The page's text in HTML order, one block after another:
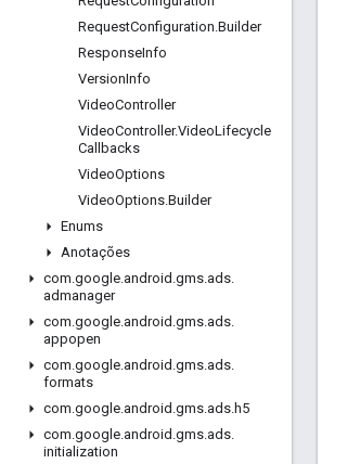
RequestConfiguration.Builder
ResponseInfo
VersionInfo
VideoController
VideoController.VideoLifecycle
Callbacks
VideoOptions
VideoOptions.Builder
Enums
Anotações
com.google.android .gms.ads.
admanager
com.google.android .gms.ads.
appopen
com.google.android .gms.ads.
formats
com.google.android .gms.ads.h5
com.google.android .gms.ads.
initialization